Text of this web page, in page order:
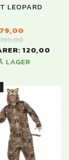
LEOPARD
79,00
199,00
120,00
LAGER